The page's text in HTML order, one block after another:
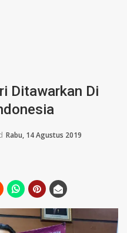
Ditawarkan Di
Rabu, 14 Agustus 2019